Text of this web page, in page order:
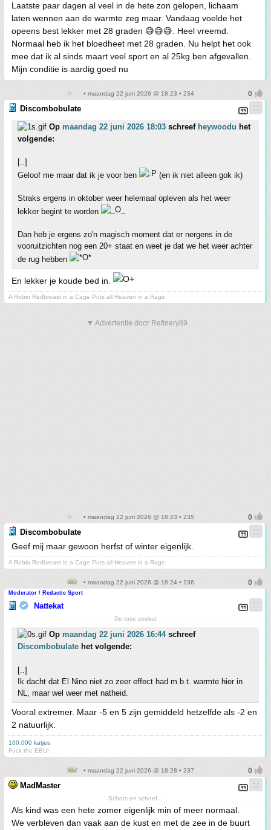
Laatste paar dagen al veel in de hete zon gelopen, lichaam
laten wennen aan de warmte zeg maar. Vandaag voelde het
opeens best lekker met 28 graden 😅😅😅. Heel vreemd.
Normaal heb ik het bloedheet met 28 graden. Nu helpt het ook
mee dat ik al sinds maart veel sport en al 25kg ben afgevallen.
Mijn conditie is aardig goed nu
• maandag 22 juni 2026 @ 18:23 • 234
Discombobulate
Op maandag 22 juni 2026 18:03 schreef heywoodu het
volgende:
[..]
Geloof me maar dat ik je voor ben
(en ik niet alleen gok ik)
Straks ergens in oktober weer helemaal opleven als het weer
lekker begint te worden
Dan heb je ergens zo'n magisch moment dat er nergens in de
vooruitzichten nog een 20+ staat en weet je dat we het weer achter
de rug hebben
En lekker je koude bed in.
A Robin Redbreast in a Cage Puts all Heaven in a Rage.
▼ Advertentie door Refinery89
• maandag 22 juni 2026 @ 18:23 • 235
Discombobulate
Geef mij maar gewoon herfst of winter eigenlijk.
A Robin Redbreast in a Cage Puts all Heaven in a Rage.
• maandag 22 juni 2026 @ 18:24 • 236
Moderator / Redactie Sport
Nattekat
De roze zeekat
Op maandag 22 juni 2026 16:44schreef
Discombobulate het volgende:
[..]
Ik dacht dat El Nino niet zo zeer effect had m.b.t. warmte hier in
NL, maar wel weer met natheid.
Vooral extremer. Maar -5 en 5 zijn gemiddeld hetzelfde als -2 en
2 natuurlijk.
100.000 katjes
Fuck the EBU!
• maandag 22 juni 2026 @ 18:28 • 237
MadMaster
Schots en scheef...
Als kind was een hete zomer eigenlijk min of meer normaal.
We verbleven dan vaak aan de kust en met de zee in de buurt